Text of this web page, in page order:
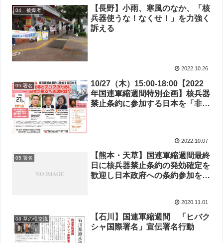
04 被爆者
【長野】小雨、寒風のなか、「核
兵器使うな！なくせ！」を力強く
訴える
2022.10.26
05 署名
10/27（木）15:00-18:00【2022
年国連軍縮週間特別企画】核兵器
禁止条約に参加する日本を「非核
2022.10.07
05 署名
【熊本・天草】国連軍縮週間最終
日に核兵器禁止条約の発効確定を
歓迎し日本政府への条約参加を求
2020.11.01
08 草の根交流
【石川】国連軍縮週間 「ヒバク
シャ国際署名」宣伝署名行動